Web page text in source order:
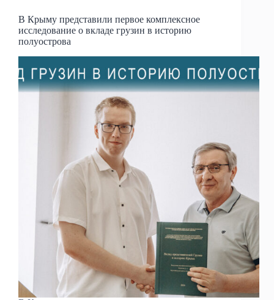
В Крыму представили первое комплексное
исследование о вкладе грузин в историю
полуострова